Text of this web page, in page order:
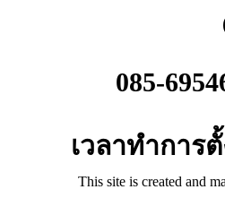
085-
เวลาทำการ
This site is created and